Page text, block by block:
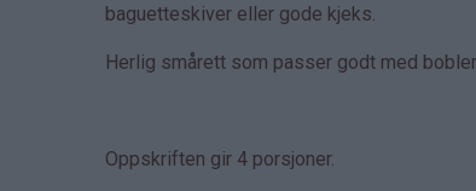
baguetteskiver eller gode kjeks.
Herlig smårett som passer godt med
Oppskriften gir 4 porsjoner.